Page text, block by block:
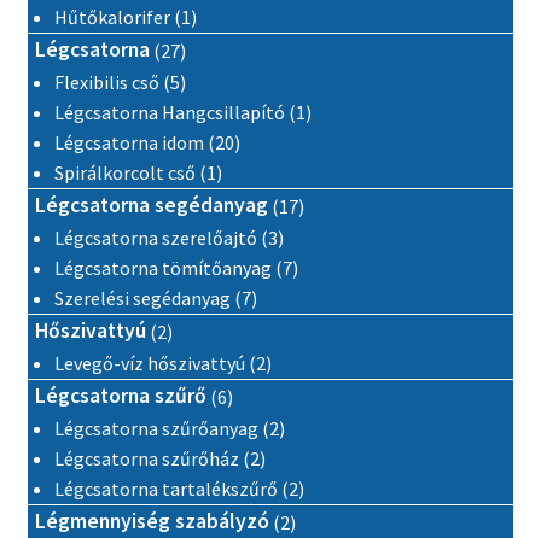
Hűtőkalorifer 11 termék
Légcsatorna 2727 termék
Flexibilis cső 55 termék
Légcsatorna Hangcsillapító 11 termék
Légcsatorna idom 2020 termék
Spirálkorcolt cső 11 termék
Légcsatorna segédanyag 1717 termék
Légcsatorna szerelőajtó 33 termék
Légcsatorna tömítőanyag 77 termék
Szerelési segédanyag 77 termék
Hőszivattyú 22 termék
Levegő-víz hőszivattyú 22 termék
Légcsatorna szűrő 66 termék
Légcsatorna szűrőanyag 22 termék
Légcsatorna szűrőház 22 termék
Légcsatorna tartalékszűrő 22 termék
Légmennyiség szabályzó 22 termék